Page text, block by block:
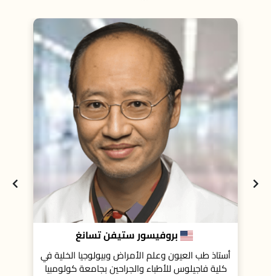
ستيفن تسانغ
الأمراض وبيولوجيا الخلية في
والجراحين بجامعة كولومبيا
بروفيسور كريستين
أستاذ مساعد طب العيون بجامعة
مساعد زائر في طب العيون